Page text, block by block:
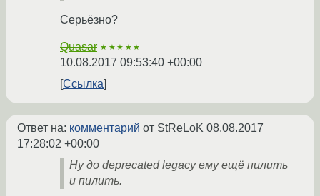
Серьёзно?
Quasar ★★★★★
10.08.2017 09:53:40 +00:00
Ссылка
Ответ на: комментарий от StReLoK 08.08.2017
17:28:02 +00:00
Ну до deprecated legacy ему ещё пилить
и пилить.